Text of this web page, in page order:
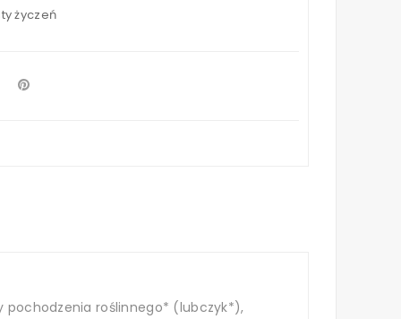
życzeń
pochodzenia roślinnego* (lubczyk*),